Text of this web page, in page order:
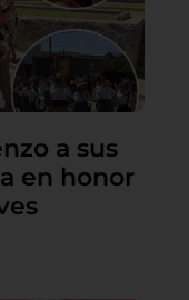
a sus
en honor